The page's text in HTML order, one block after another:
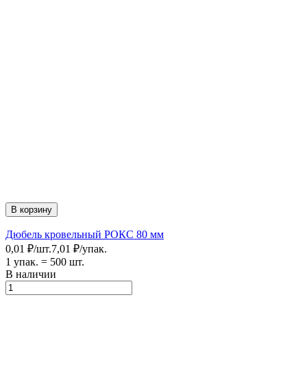
В корзину
Дюбель кровельный РОКС 80 мм
0,01 ₽/шт.7,01 ₽/упак.
1 упак. = 500 шт.
В наличии